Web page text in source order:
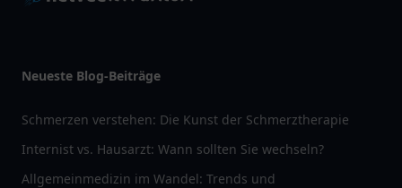
Neueste Blog-Beiträge
Schmerzen verstehen: Die Kunst der Schmerztherapie
Internist vs. Hausarzt: Wann sollten Sie wechseln?
Allgemeinmedizin im Wandel: Trends und